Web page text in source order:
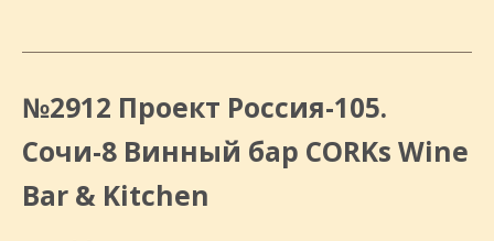
№2912 Проект Россия-105.
Сочи-8 Винный бар CORKs Wine
Bar & Kitchen